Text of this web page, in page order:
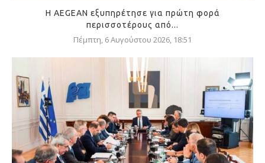
Η AEGEAN εξυπηρέτησε για πρώτη φορά
περισσοτέρους από...
Πέμπτη, 6 Αυγούστου 2026, 18:51